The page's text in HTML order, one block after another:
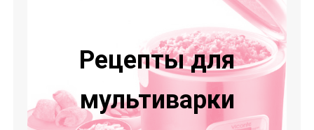
Рецепты для
мультиварки